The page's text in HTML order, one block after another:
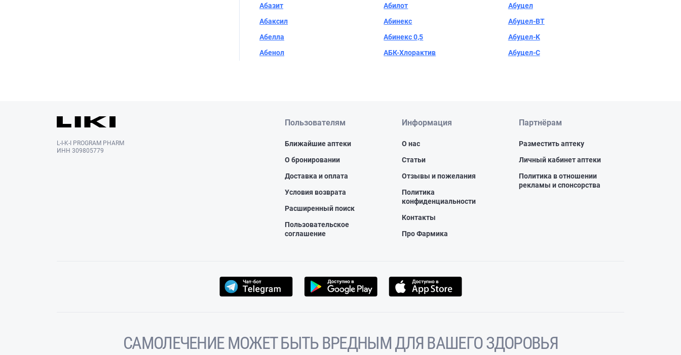
Абазит
Абаксил
Абелла
Абенол
Абилот
Абинекс
Абинекс 0,5
АБК-Хлорактив
Абуцел
Абуцел-BT
Абуцел-K
Абуцел-С
L-I-K-I PROGRAM PHARM
ИНН 309805779
Пользователям
Ближайшие аптеки
О бронировании
Доставка и оплата
Условия возврата
Расширенный поиск
Пользовательское
соглашение
Информация
О нас
Статьи
Отзывы и пожелания
Политика
конфиденциальности
Контакты
Про Фармика
Партнёрам
Разместить аптеку
Личный кабинет аптеки
Политика в отношении
рекламы и спонсорства
САМОЛЕЧЕНИЕ МОЖЕТ БЫТЬ ВРЕДНЫМ ДЛЯ ВАШЕГО ЗДОРОВЬЯ